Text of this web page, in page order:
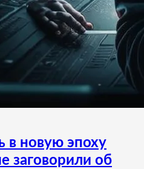
в новую эпоху
заговорили об